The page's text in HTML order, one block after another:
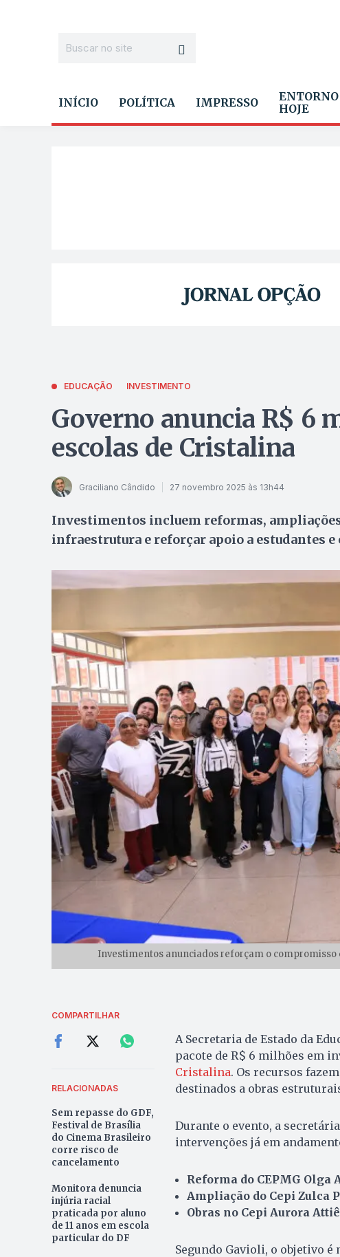
INÍCIO POLÍTICA IMPRESSO
ENTORNO
HOJE
EDUCAÇÃO INVESTIMENTO
Governo anuncia R$ 6
escolas de Cristalina
Graciliano Cândido 27 novembro 2025 às 13h44
Investimentos incluem reformas,
infraestrutura e reforçar apoio a estudantes e
Investimentos anunciados reforçam o compromisso
COMPARTILHAR
RELACIONADAS
Sem repasse do GDF,
Festival de Brasília
do Cinema Brasileiro
corre risco de
cancelamento
Monitora denuncia
injúria racial
praticada por aluno
de 11 anos em escola
particular do DF
A Secretaria de Estado da
pacote de R$ 6 milhões em
Cristalina. Os recursos
destinados a obras
Durante o evento, a
intervenções já em
Reforma do CEPMG Olga
Ampliação do Cepi Zulca
Obras no Cepi Aurora Attiê
Segundo Gavioli, o objetivo